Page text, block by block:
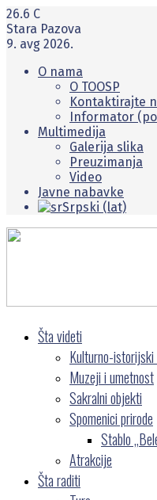
26.6 C
Stara Pazova
9. avg 2026.
O nama
O TOOSP
Kontaktirajte
Informator
Multimedija
Galerija slika
Preuzimanja
Video
Javne nabavke
Srpski (lat)
Šta videti
Kulturno-
Muzeji i umetnost
Sakralni objekti
Spomenici prirode
Stablo
Atrakcije
Šta raditi